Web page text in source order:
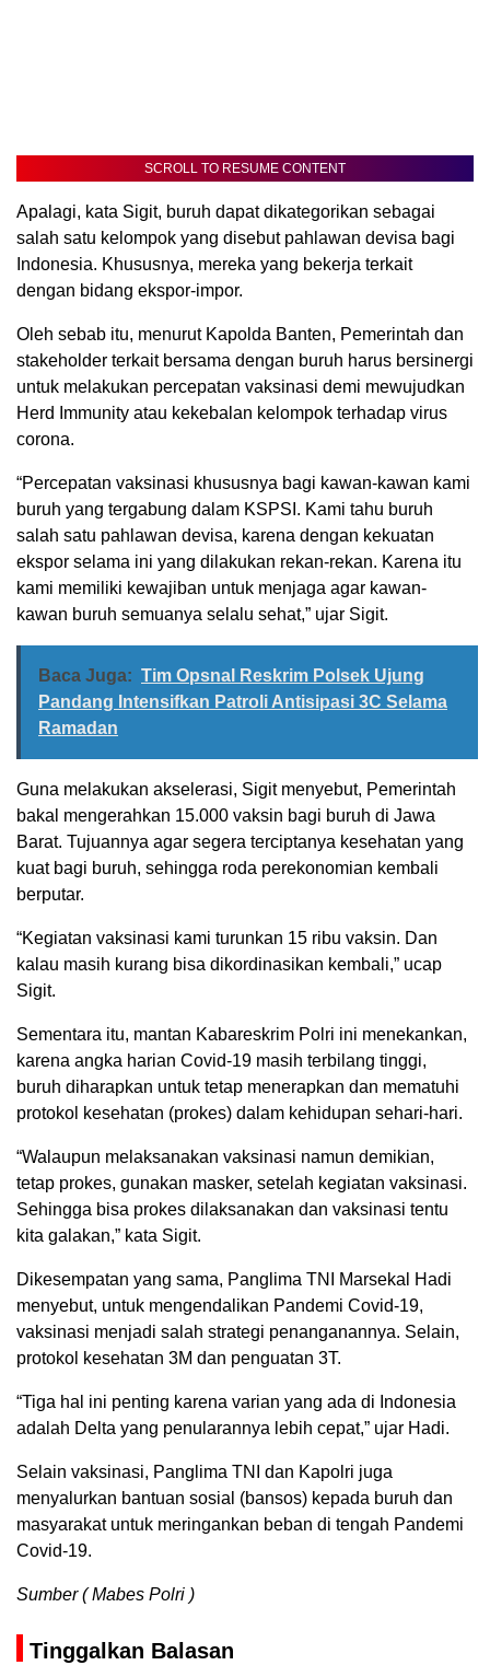
SCROLL TO RESUME CONTENT
Apalagi, kata Sigit, buruh dapat dikategorikan sebagai
salah satu kelompok yang disebut pahlawan devisa bagi
Indonesia. Khususnya, mereka yang bekerja terkait
dengan bidang ekspor-impor.
Oleh sebab itu, menurut Kapolda Banten, Pemerintah dan
stakeholder terkait bersama dengan buruh harus bersinergi
untuk melakukan percepatan vaksinasi demi mewujudkan
Herd Immunity atau kekebalan kelompok terhadap virus
corona.
“Percepatan vaksinasi khususnya bagi kawan-kawan kami
buruh yang tergabung dalam KSPSI. Kami tahu buruh
salah satu pahlawan devisa, karena dengan kekuatan
ekspor selama ini yang dilakukan rekan-rekan. Karena itu
kami memiliki kewajiban untuk menjaga agar kawan-
kawan buruh semuanya selalu sehat,” ujar Sigit.
Baca Juga: Tim Opsnal Reskrim Polsek Ujung
Pandang Intensifkan Patroli Antisipasi 3C Selama
Ramadan
Guna melakukan akselerasi, Sigit menyebut, Pemerintah
bakal mengerahkan 15.000 vaksin bagi buruh di Jawa
Barat. Tujuannya agar segera terciptanya kesehatan yang
kuat bagi buruh, sehingga roda perekonomian kembali
berputar.
“Kegiatan vaksinasi kami turunkan 15 ribu vaksin. Dan
kalau masih kurang bisa dikordinasikan kembali,” ucap
Sigit.
Sementara itu, mantan Kabareskrim Polri ini menekankan,
karena angka harian Covid-19 masih terbilang tinggi,
buruh diharapkan untuk tetap menerapkan dan mematuhi
protokol kesehatan (prokes) dalam kehidupan sehari-hari.
“Walaupun melaksanakan vaksinasi namun demikian,
tetap prokes, gunakan masker, setelah kegiatan vaksinasi.
Sehingga bisa prokes dilaksanakan dan vaksinasi tentu
kita galakan,” kata Sigit.
Dikesempatan yang sama, Panglima TNI Marsekal Hadi
menyebut, untuk mengendalikan Pandemi Covid-19,
vaksinasi menjadi salah strategi penanganannya. Selain,
protokol kesehatan 3M dan penguatan 3T.
“Tiga hal ini penting karena varian yang ada di Indonesia
adalah Delta yang penularannya lebih cepat,” ujar Hadi.
Selain vaksinasi, Panglima TNI dan Kapolri juga
menyalurkan bantuan sosial (bansos) kepada buruh dan
masyarakat untuk meringankan beban di tengah Pandemi
Covid-19.
Sumber ( Mabes Polri )
Tinggalkan Balasan